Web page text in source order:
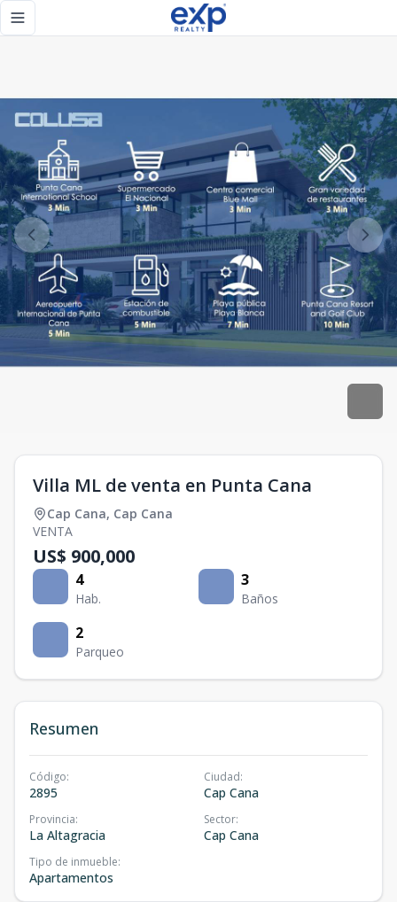
Toggle navigation menu
Villa ML de venta en Punta Cana
Cap Cana, Cap Cana
VENTA
US$ 900,000
4
Hab.
3
Baños
2
Parqueo
Resumen
Código:
2895
Ciudad:
Cap Cana
Provincia:
La Altagracia
Sector:
Cap Cana
Tipo de inmueble:
Apartamentos
Villa ML de venta en Punta Cana - eXp Realty República